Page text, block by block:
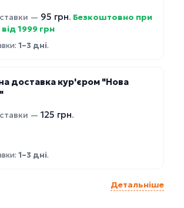
— 95 грн. Безкоштовно при
1999 грн
1–3 дні.
доставка кур'єром "Нова
— 125 грн.
1–3 дні.
Детальніше